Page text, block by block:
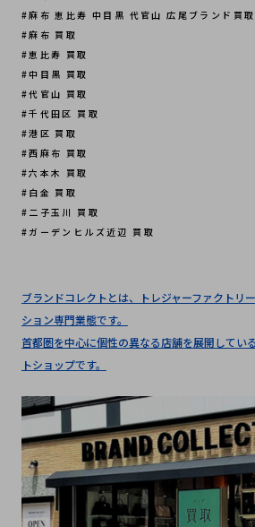
#麻布 恵比寿 中目黒 代官山 広尾ブランド買
#麻布 買取
#恵比寿 買取
#中目黒 買取
#代官山 買取
#千代田区 買取
#港区 買取
#西麻布 買取
#六本木 買取
#白金 買取
#二子玉川 買取
#ガーデンヒルズ近辺 買取
ブランドコレクトとは、トレジャーファクトリ
ション専門業態です。
首都圏を中心に個性の異なる店舗を展開してい
トショップです。